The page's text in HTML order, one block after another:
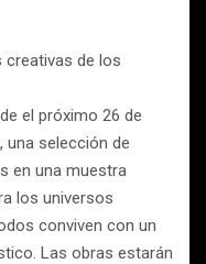
creativas de los
el próximo 26 de
una selección de
en una muestra
los universos
conviven con un
Las obras estarán